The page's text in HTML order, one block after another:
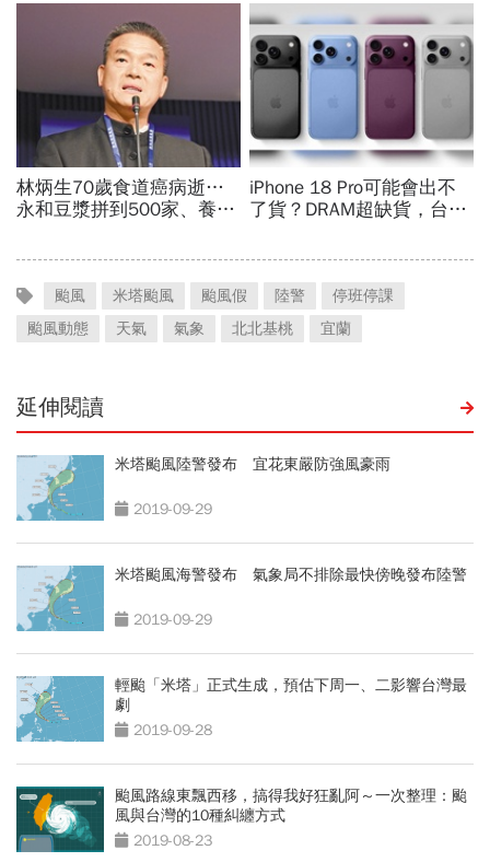
颱風 米塔颱風 颱風假 陸警
停班停課
颱風動態
天氣 氣象 北北基桃 宜蘭
延伸閱讀
米塔颱風陸警發布 宜花東嚴防強風豪雨
2019-09-29
米塔颱風海警發布 氣象局不排除最快傍晚發布陸警
2019-09-29
輕颱「米塔」正式生成，預估下周一、二影響台灣最
劇
2019-09-28
颱風路線東飄西移，搞得我好狂亂阿～一次整理：颱
風與台灣的10種糾纏方式
2019-08-23